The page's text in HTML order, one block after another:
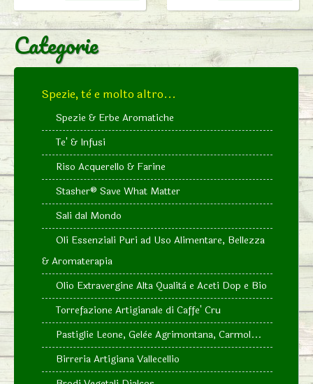
Categorie
Spezie, tè e molto altro...
Spezie & Erbe Aromatiche
Te' & Infusi
Riso Acquerello & Farine
Stasher®️ Save What Matter
Sali dal Mondo
Oli Essenziali Puri ad Uso Alimentare, Bellezza
& Aromaterapia
Olio Extravergine Alta Qualità e Aceti Dop e Bio
Torrefazione Artigianale di Caffe' Cru
Pastiglie Leone, Gelèe Agrimontana, Carmol...
Birreria Artigiana Vallecellio